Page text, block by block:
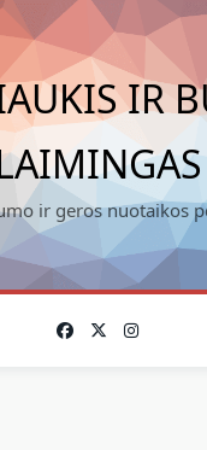
IR
ir geros nuotaikos